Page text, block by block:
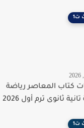
المعاصر رياضة
ثانوى ترم أول 2026